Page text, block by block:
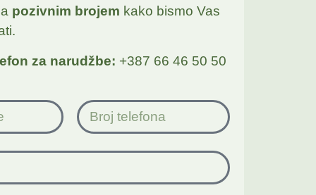
pozivnim brojem kako bismo Vas
za narudžbe: +387 66 46 50 50